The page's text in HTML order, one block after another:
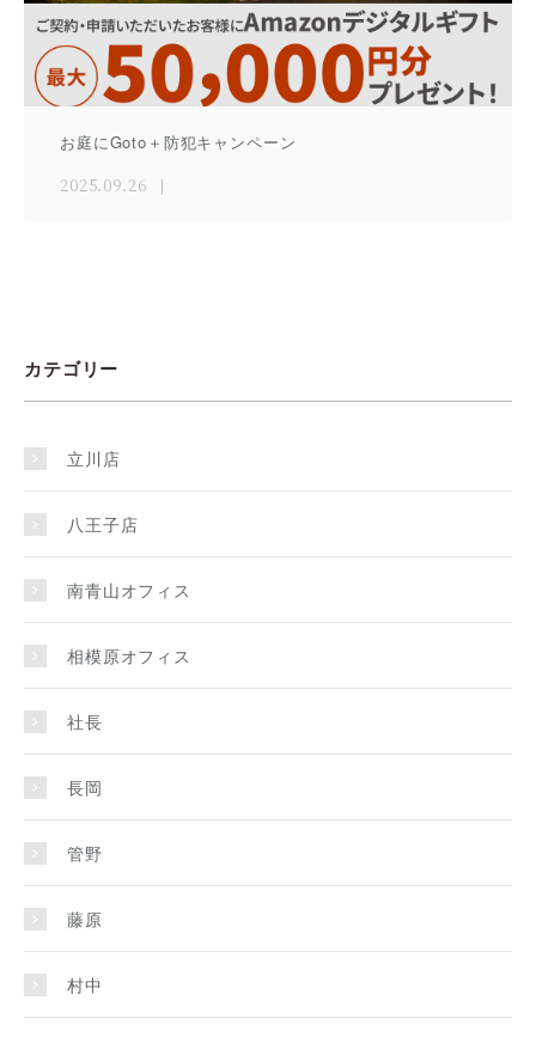
お庭にGoto＋防犯キャンペーン
2025.09.26
カテゴリー
立川店
八王子店
南青山オフィス
相模原オフィス
社長
長岡
管野
藤原
村中